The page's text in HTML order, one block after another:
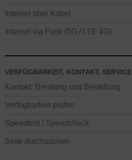
Internet über Kabel
Internet via Funk (5G / LTE 4G)
VERFÜGBARKEIT, KONTAKT, SERVICE
Kontakt: Beratung und Bestellung
Verfügbarkeit prüfen
Speedtest / Speedcheck
Seite durchsuchen